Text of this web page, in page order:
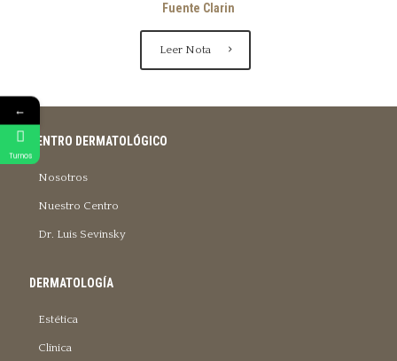
Fuente Clarin
Leer Nota
CENTRO DERMATOLÓGICO
Nosotros
Nuestro Centro
Dr. Luis Sevinsky
DERMATOLOGÍA
Estética
Clínica
←
Turnos